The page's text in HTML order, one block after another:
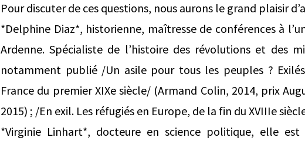
Pour discuter de ces questions, nous aurons le grand plaisir
*Delphine Diaz*, historienne, maîtresse de conférences à
Ardenne. Spécialiste de l’histoire des révolutions et des
notamment publié /Un asile pour tous les peuples ?
France du premier XIXe siècle/ (Armand Colin, 2014, prix
2015) ; /En exil. Les réfugiés en Europe, de la fin du XVIIIe
*Virginie Linhart*, docteure en science politique, elle est